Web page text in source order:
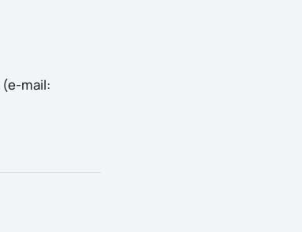
mail: